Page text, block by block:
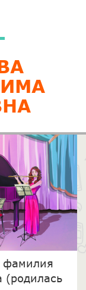
(родилась